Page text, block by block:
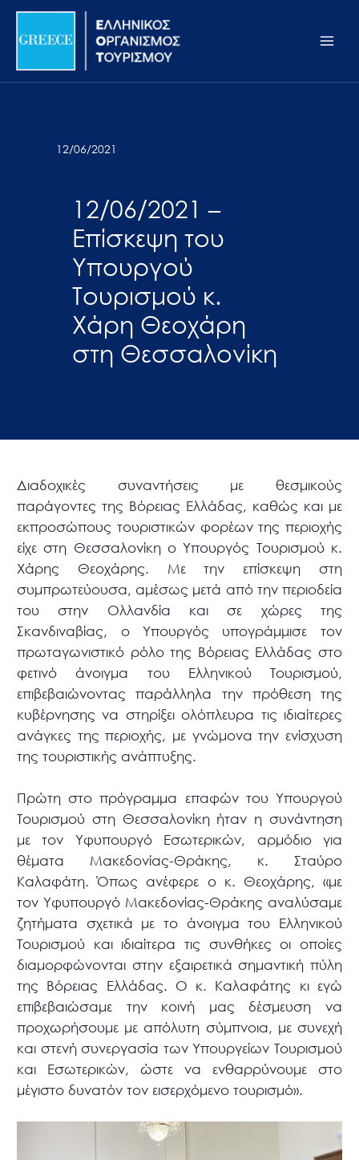
Σημείωση:
ιστότοπος
προσβασιμότητας.
Μετάβαση
περιεχόμενο
12/06/2021
12/06/2021 –
Επίσκεψη του
Υπουργού
Τουρισμού κ.
Χάρη Θεοχάρη
στη Θεσσαλονίκη
Διαδοχικές συναντήσεις με θεσμικούς
παράγοντες της Βόρειας Ελλάδας, καθώς και με
εκπροσώπους τουριστικών φορέων της περιοχής
είχε στη Θεσσαλονίκη ο Υπουργός Τουρισμού κ.
Χάρης Θεοχάρης. Με την επίσκεψη στη
συμπρωτεύουσα, αμέσως μετά από την περιοδεία
του στην Ολλανδία και σε χώρες της
Σκανδιναβίας, ο Υπουργός υπογράμμισε τον
πρωταγωνιστικό ρόλο της Βόρειας Ελλάδας στο
φετινό άνοιγμα του Ελληνικού Τουρισμού,
επιβεβαιώνοντας παράλληλα την πρόθεση της
κυβέρνησης να στηρίξει ολόπλευρα τις ιδιαίτερες
ανάγκες της περιοχής, με γνώμονα την ενίσχυση
της τουριστικής ανάπτυξης.
Πρώτη στο πρόγραμμα επαφών του Υπουργού
Τουρισμού στη Θεσσαλονίκη ήταν η συνάντηση
με τον Υφυπουργό Εσωτερικών, αρμόδιο για
θέματα Μακεδονίας-Θράκης, κ. Σταύρο
Καλαφάτη. Όπως ανέφερε ο κ. Θεοχάρης, «με
τον Υφυπουργό Μακεδονίας-Θράκης αναλύσαμε
ζητήματα σχετικά με το άνοιγμα του Ελληνικού
Τουρισμού και ιδιαίτερα τις συνθήκες οι οποίες
διαμορφώνονται στην εξαιρετικά σημαντική πύλη
της Βόρειας Ελλάδας. Ο κ. Καλαφάτης κι εγώ
επιβεβαιώσαμε την κοινή μας δέσμευση να
προχωρήσουμε με απόλυτη σύμπνοια, με συνεχή
και στενή συνεργασία των Υπουργείων Τουρισμού
και Εσωτερικών, ώστε να ενθαρρύνουμε στο
μέγιστο δυνατόν τον εισερχόμενο τουρισμό».